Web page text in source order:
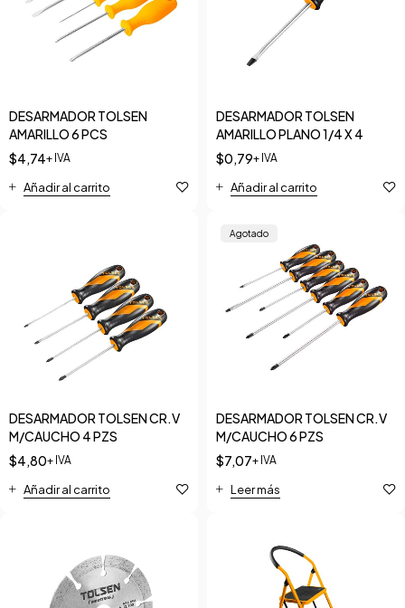
DESARMADOR TOLSEN
AMARILLO 6 PCS
$4,74+ IVA
Añadir al carrito
DESARMADOR TOLSEN
AMARILLO PLANO 1/4 X 4
$0,79+ IVA
Añadir al carrito
DESARMADOR TOLSEN CR.V
M/CAUCHO 4 PZS
$4,80+ IVA
Añadir al carrito
Agotado
DESARMADOR TOLSEN CR.V
M/CAUCHO 6 PZS
$7,07+ IVA
Leer más